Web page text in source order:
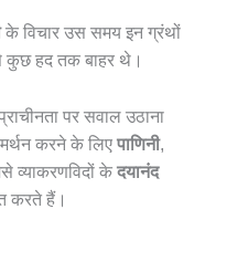
के विचार उस समय इन ग्रंथों
कुछ हद तक बाहर थे।
पर सवाल उठाना
करने के लिए पाणिनी,
व्याकरणविदों के दयानंद
करते हैं।